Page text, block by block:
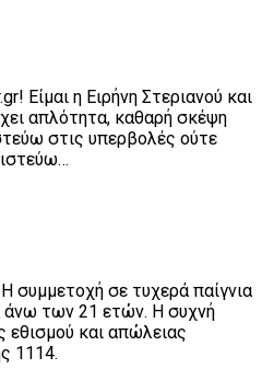
Είμαι η Ειρήνη Στεριανού και
απλότητα, καθαρή σκέψη
στις υπερβολές ούτε
συμμετοχή σε τυχερά παίγνια
άνω των 21 ετών. Η συχνή
εθισμού και απώλειας
1114.